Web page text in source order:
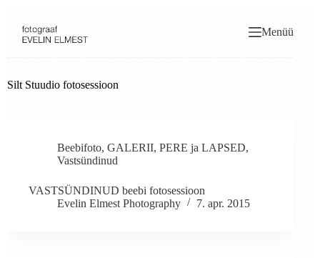
content
Menüü
Silt Stuudio fotosessioon
Beebifoto, GALERII, PERE ja LAPSED,
Vastsündinud
VASTSÜNDINUD beebi fotosessioon
Evelin Elmest Photography
7. apr. 2015